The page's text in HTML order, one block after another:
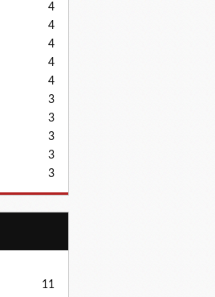
4
4
4
4
4
3
3
3
3
3
11